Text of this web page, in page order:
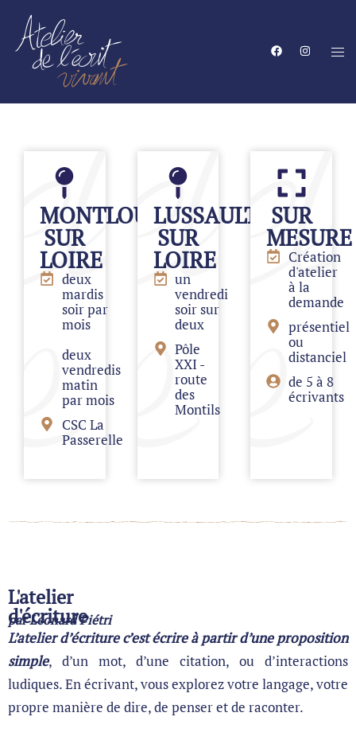
MONTLOUIS
SUR
LOIRE
deux
mardis
soir par
mois
deux
vendredis
matin
par mois
CSC La
Passerelle
LUSSAULT
SUR
LOIRE
un
vendredi
soir sur
deux
Pôle
XXI -
route
des
Montils
SUR
MESURE
Création
d'atelier
à la
demande
présentiel
ou
distanciel
de 5 à 8
écrivants
L'atelier
d'écriture
par Léonard Piétri
L’atelier d’écriture c’est écrire à partir d’une proposition
simple, d’un mot, d’une citation, ou d’interactions
ludiques. Enécrivant, vous explorez votre langage, votre
propre manière de dire, de penser et de raconter.